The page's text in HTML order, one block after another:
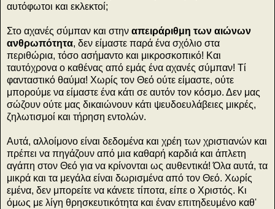
αυτόφωτοι και εκλεκτοί;
Στο αχανές σύμπαν και στην απειράριθμη των αιώνων
ανθρωπότητα, δεν είμαστε παρά ένα σχόλιο στα
περιθώρια, τόσο ασήμαντο και μικροσκοπικό! Και
ταυτόχρονα ο καθένας από εμάς ένα αχανές σύμπαν! Τί
φανταστικό θαύμα! Χωρίς τον Θεό ούτε είμαστε, ούτε
μπορούμε να είμαστε ένα κάτι σε αυτόν τον κόσμο. Δεν μας
σώζουν ούτε μας δικαιώνουν κάτι ψευδοευλάβειες μικρές,
ζηλωτισμοί και τήρηση εντολών.
Αυτά, αλλοίμονο είναι δεδομένα και χρέη των χριστιανών και
πρέπει να πηγάζουν από μια καθαρή καρδιά και άπλετη
αγάπη στον Θεό για να κρίνονται ως αυθεντικά! Όλα αυτά, τα
μικρά και τα μεγάλα είναι δωρισμένα από τον Θεό. Χωρίς
εμένα, δεν μπορείτε να κάνετε τίποτα, είπε ο Χριστός. Κι
όμως με λίγη θρησκευτικότητα και έναν επιτηδευμένο καθ'